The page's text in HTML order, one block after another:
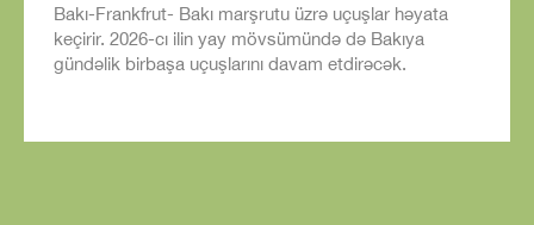
Bakı-Frankfrut- Bakı marşrutu üzrə uçuşlar həyata
keçirir. 2026-cı ilin yay mövsümündə də Bakıya
gündəlik birbaşa uçuşlarını davam etdirəcək.